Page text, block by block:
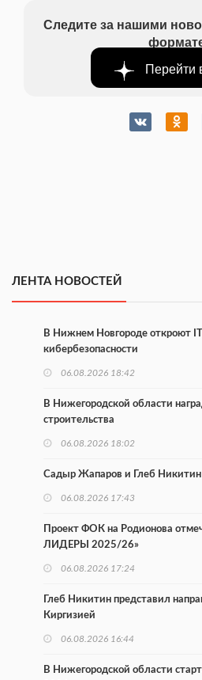
Следите за нашими
Перейти
ЛЕНТА НОВОСТЕЙ
В Нижнем Новгороде откроют
кибербезопасности
06.08.2026 18:42
В Нижегородской области
строительства
06.08.2026 18:02
Садыр Жапаров и Глеб Никитин
06.08.2026 17:43
Проект ФОК на Родионова
ЛИДЕРЫ 2025/26»
06.08.2026 17:24
Глеб Никитин представил
Киргизией
06.08.2026 16:44
В Нижегородской области